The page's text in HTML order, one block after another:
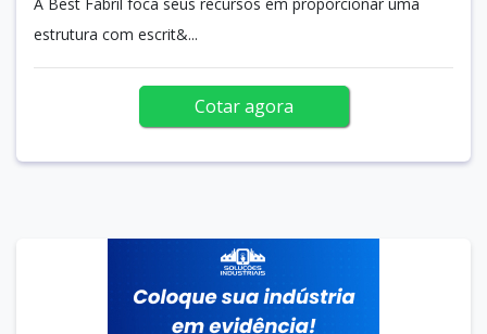
estrutura com escrit&...
Cotar agora